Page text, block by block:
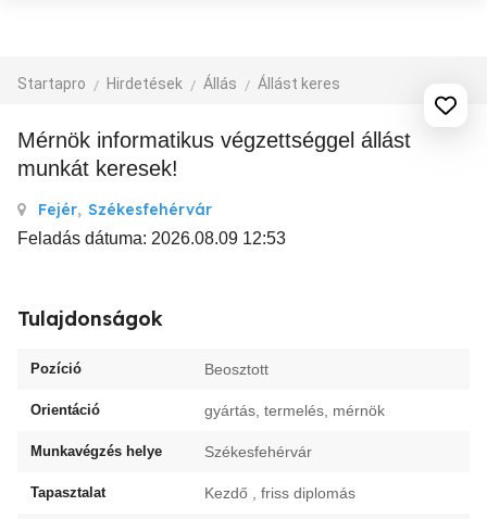
Startapro Hirdetések Állás Állást keres
Mérnök informatikus végzettséggel állást
munkát keresek!
Fejér, Székesfehérvár
Feladás dátuma: 2026.08.09 12:53
Tulajdonságok
Pozíció Beosztott
Orientáció gyártás, termelés, mérnök
Munkavégzés helye Székesfehérvár
Tapasztalat Kezdő , friss diplomás